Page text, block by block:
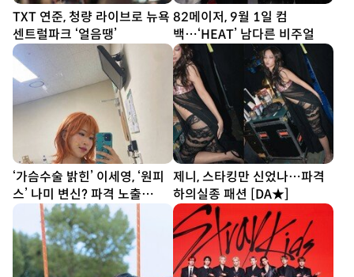
TXT 연준, 청량 라이브로 뉴욕
센트럴파크 ‘얼음땡’
82메이저, 9월 1일 컴
백…‘HEAT’ 남다른 비주얼
‘가슴수술 밝힌’ 이세영, ‘원피
스’ 나미 변신? 파격 노출
[DA★]
제니, 스타킹만 신었나…파격
하의실종 패션 [DA★]